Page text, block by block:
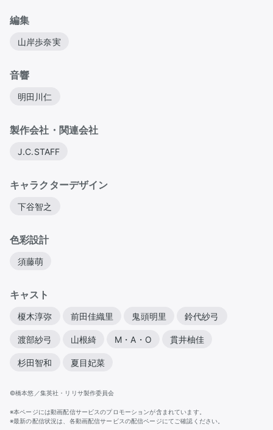
編集
山岸歩奈実
音響
明田川仁
製作会社・関連会社
J.C.STAFF
キャラクターデザイン
下谷智之
色彩設計
須藤萌
キャスト
榎木淳弥 前田佳織里 鬼頭明里 鈴代紗弓
渡部紗弓 山根綺 M・A・O 貫井柚佳
杉田智和 夏目妃菜
©橋本悠／集英社・リリサ製作委員会
※本ページには動画配信サービスのプロモーションが含まれています。
※最新の配信状況は、各動画配信サービスの配信ページにてご確認ください。